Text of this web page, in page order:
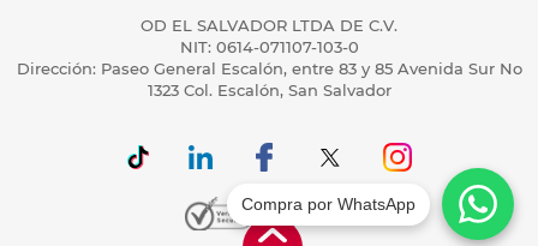
OD EL SALVADOR LTDA DE C.V.
NIT: 0614-071107-103-0
Dirección: Paseo General Escalón, entre 83 y 85 Avenida Sur No
1323 Col. Escalón, San Salvador
Compra por WhatsApp